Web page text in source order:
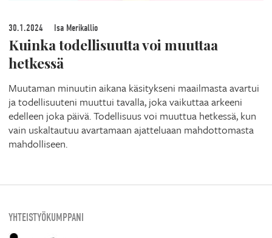
30.1.2024 Isa Merikallio
Kuinka todellisuutta voi muuttaa
hetkessä
Muutaman minuutin aikana käsitykseni maailmasta avartui
ja todellisuuteni muuttui tavalla, joka vaikuttaa arkeeni
edelleen joka päivä. Todellisuus voi muuttua hetkessä, kun
vain uskaltautuu avartamaan ajatteluaan mahdottomasta
mahdolliseen.
YHTEISTYÖKUMPPANI